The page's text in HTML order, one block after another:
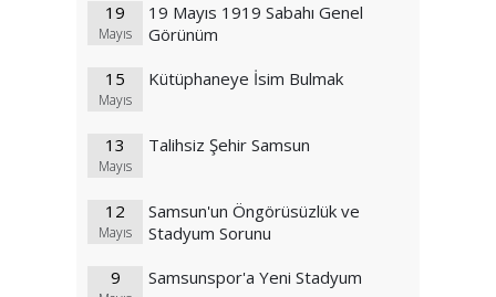
19
Mayıs
19 Mayıs 1919 Sabahı Genel
Görünüm
15
Mayıs
Kütüphaneye İsim Bulmak
13
Mayıs
Talihsiz Şehir Samsun
12
Mayıs
Samsun'un Öngörüsüzlük ve
Stadyum Sorunu
9
Samsunspor'a Yeni Stadyum